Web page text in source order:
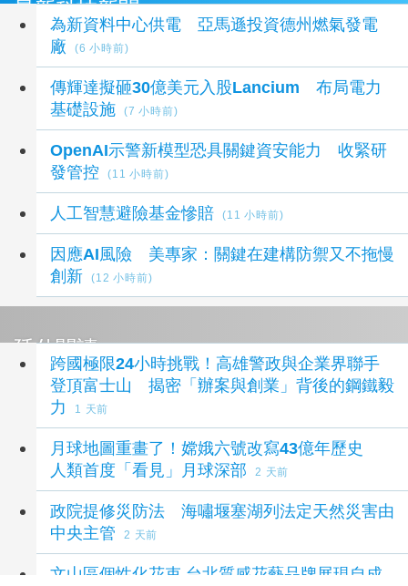
最新科技新聞
為新資料中心供電 亞馬遜投資德州燃氣發電
廠
(6 小時前)
傳輝達擬砸30億美元入股Lancium 布局電力
基礎設施
(7 小時前)
OpenAI示警新模型恐具關鍵資安能力 收緊研
發管控
(11 小時前)
人工智慧避險基金慘賠 (11 小時前)
因應AI風險 美專家：關鍵在建構防禦又不拖慢
創新
(12 小時前)
延伸閱讀
跨國極限24小時挑戰！高雄警政與企業界聯手
登頂富士山 揭密「辦案與創業」背後的鋼鐵毅
力
1 天前
月球地圖重畫了！嫦娥六號改寫43億年歷史
人類首度「看見」月球深部
2 天前
政院提修災防法 海嘯堰塞湖列法定天然災害由
中央主管
2 天前
文山區個性化花束 台北質感花藝品牌展現自成